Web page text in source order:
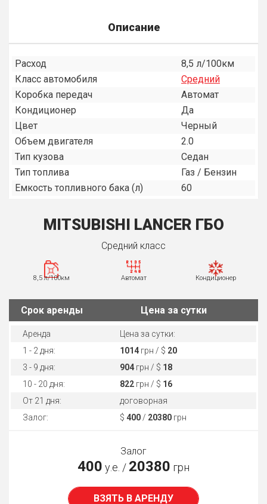
Описание
Расход
8,5 л/100км
Класс автомобиля
Средний
Коробка передач
Автомат
Кондиционер
Да
Цвет
Черный
Объем двигателя
2.0
Тип кузова
Седан
Тип топлива
Газ / Бензин
Емкость топливного бака (л)
60
MITSUBISHI LANCER ГБО
Средний класс
8,5 л/100км Автомат Кондиционер
Cрок аренды Цена за сутки
Аренда
Цена за сутки:
1 - 2 дня:
1014 грн / $ 20
3 - 9 дня:
904 грн / $ 18
10 - 20 дня:
822 грн / $ 16
От 21 дня:
договорная
Залог:
$ 400 / 20380 грн
Залог
400 у.е. / 20380 грн
ВЗЯТЬ В АРЕНДУ